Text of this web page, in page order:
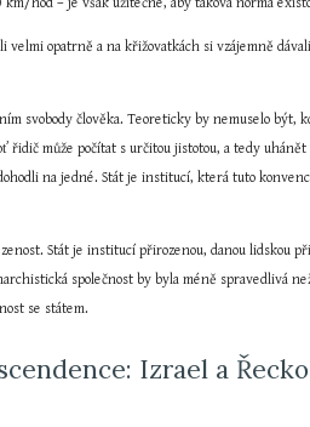
opatrně a na křižovatkách si vzájemně
svobody člověka. Teoreticky by nemuselo
řidič může počítat s určitou jistotou, a tedy
na jedné. Stát je institucí, která tuto
Stát je institucí přirozenou, danou lidskou
společnost by byla méně spravedlivá
se státem.
Izrael a Řecko